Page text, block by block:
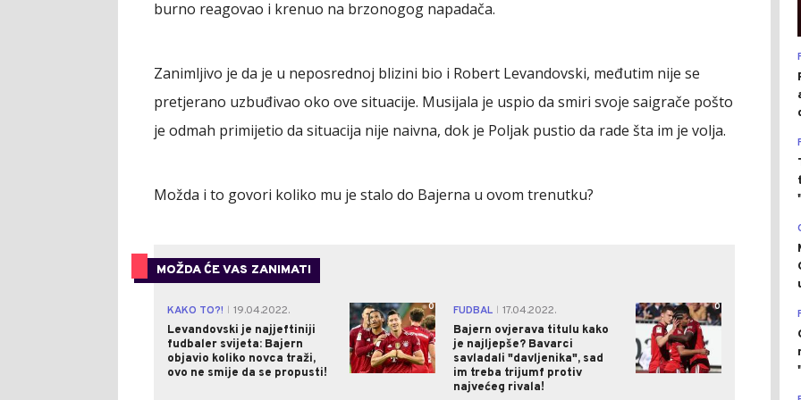
burno reagovao i krenuo na brzonogog napadača.
Zanimljivo je da je u neposrednoj blizini bio i Robert Levandovski, međutim nije se
pretjerano uzbuđivao oko ove situacije. Musijala je uspio da smiri svoje saigrače pošto
je odmah primijetio da situacija nije naivna, dok je Poljak pustio da rade šta im je volja.
Možda i to govori koliko mu je stalo do Bajerna u ovom trenutku?
MOŽDA ĆE VAS ZANIMATI
KAKO TO?!
19.04.2022.
Levandovski je najjeftiniji
fudbaler svijeta: Bajern
objavio koliko novca traži,
ovo ne smije da se propusti!
0 FUDBAL
17.04.2022.
Bajern ovjerava titulu kako
je najljepše? Bavarci
savladali "davljenika", sad
im treba trijumf protiv
najvećeg rivala!
0